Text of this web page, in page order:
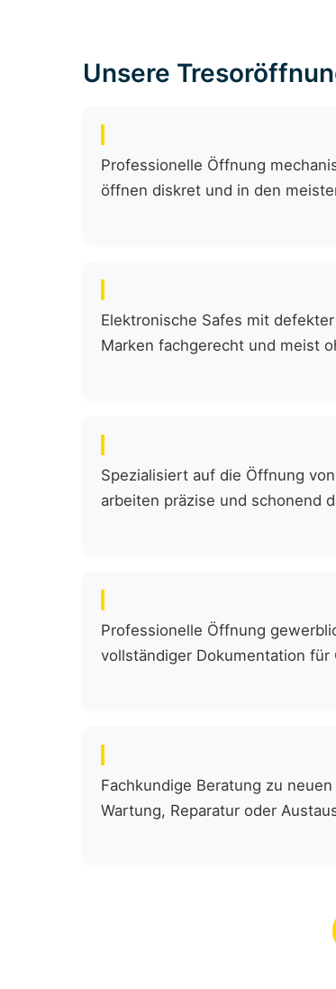
Unsere
Professionelle Öffnung
öffnen diskret und in den
Elektronische Safes mit
Marken fachgerecht und meist
Spezialisiert auf die Öffnung
arbeiten präzise und schonend
Professionelle Öffnung
vollständiger Dokumentation für
Fachkundige Beratung zu
Wartung, Reparatur oder